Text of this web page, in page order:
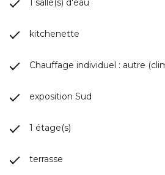
kitchenette
Chauffage individuel : autre
exposition Sud
1 étage(s)
terrasse